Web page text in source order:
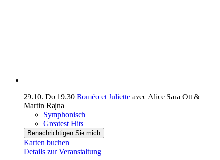
29.10. Do 19:30 Roméo et Juliette avec Alice Sara Ott &
Martin Rajna
Symphonisch
Greatest Hits
Benachrichtigen Sie mich
Karten buchen
Details zur Veranstaltung